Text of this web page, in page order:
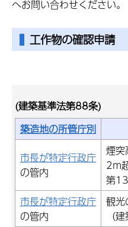
へお問い合わせください。
工作物の確認申請
(建築基準法第88条)
築造地の所管庁別
市長が特定行政庁
の管内
煙
2m
第
市長が特定行政庁
の管内
観光
（